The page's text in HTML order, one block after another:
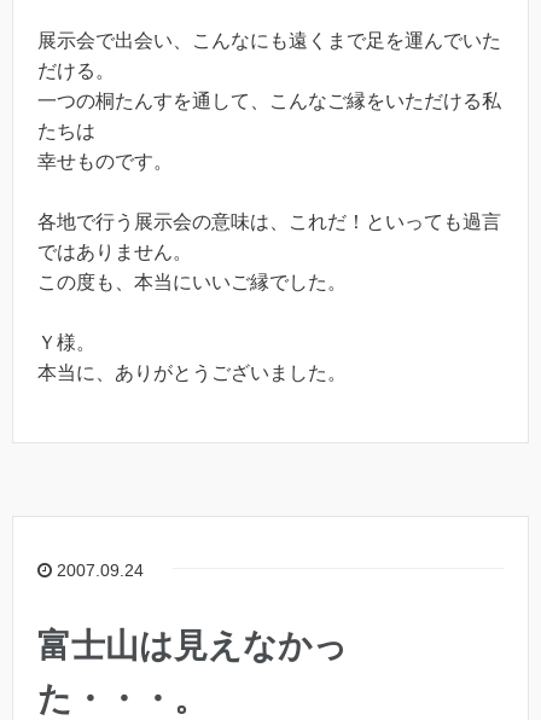
展示会で出会い、こんなにも遠くまで足を運んでいた
だける。
一つの桐たんすを通して、こんなご縁をいただける私
たちは
幸せものです。
各地で行う展示会の意味は、これだ！といっても過言
ではありません。
この度も、本当にいいご縁でした。
Ｙ様。
本当に、ありがとうございました。
2007.09.24
富士山は見えなかっ
た・・・。